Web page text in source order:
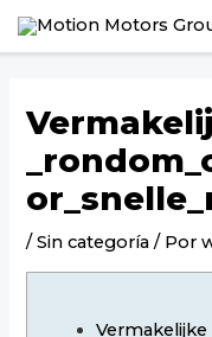
contenido
/Sin categoría / Por
de
entradas